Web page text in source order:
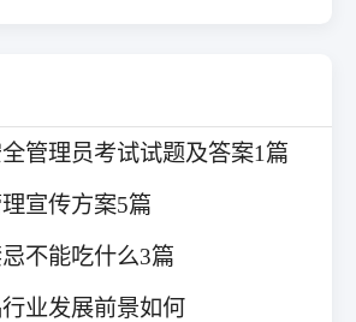
管理员考试试题及答案1篇
宣传方案5篇
不能吃什么3篇
业发展前景如何